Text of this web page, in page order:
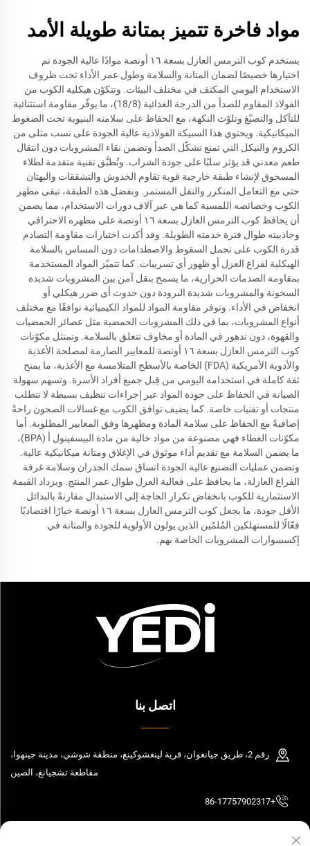
مواد فاخرة تتميز بمتانة طويلة الأمد
يستخدم كوب الترمس العازل بسعة ١٦ أونصة موادًا عالية الجودة تم
اختيارها خصيصًا لضمان المتانة والسلامة وطول عمر الأداء تحت ظروف
الاستخدام اليومي المكثف في مختلف البيئات. وتتكوّن هيكلية الكوب من
الفولاذ المقاوم للصدأ من الدرجة الغذائية (18/8)، ما يوفّر مقاومة استثنائية
للتآكل والتصبّغ وتلوّث النكهة، مع الحفاظ على سلامته البنيوية تحت الضغوط
الميكانيكية. ويحتوي هذا السبيكة الفولاذية عالية الجودة على نسب مثلى من
الكروم والنيكل التي تمنع تشكّل الصدأ وتضمن نقاء المشروبات دون انتقال
طعم معدني قد يؤثر سلبًا على جودة الشراب. وتُطبَّق تقنية متقدمة لطلاء
المسحوق لإنشاء طبقة خارجية قوية تقاوم الخدوش والتشققات والبهتان
حتى مع التعامل المتكرر والنقل المستمر. وبفضل هذه الطبقة، تبقى مظهر
الكوب وخصائصه اللمسية كما هي عبر آلاف دورات الاستخدام، مما يضمن
أن يحافظ كوب الترمس العازل بسعة ١٦ أونصة على مظهره الاحترافي
وجاذبيته طوال فترة خدمته الطويلة. وقد أكدت اختبارات مقاومة التصادم
قدرة الكوب على تحمل السقوط والاصطدامات دون المساس بالسلامة
الهيكلية لفراغ العزل أو ظهور أي تسريبات. كما تتميّز المواد المستخدمة
بمقاومة الصدمات الحرارية، ما يسمح بنقل آمن بين المشروبات شديدة
السخونة والمشروبات شديدة البرودة دون حدوث أي ضرر هيكلي أو
انخفاض في الأداء. وتوفر مقاومة المواد للمواد الكيميائية توافقًا مع مختلف
أنواع المشروبات، بما في ذلك المشروبات الحمضية مثل عصائر الحمضيات
والقهوة، دون تدهور في المادة أو مخاوف تتعلق بالسلامة. وتمتثل مكوّنات
كوب الترمس العازل بسعة ١٦ أونصة للمعايير الصارمة لمصلحة الأغذية
والأدوية الأمريكية (FDA) الخاصة بالأسطح المتلامسة مع الأغذية، ما يمنح
ثقة كاملة في استخدامه اليومي من قِبل جميع أفراد الأسرة. وتسهم سهولة
الصيانة في الحفاظ على جودة المواد عبر إجراءات تنظيف بسيطة لا تتطلب
منتجات أو تقنيات خاصة. كما يضيف توافق الكوب مع غسالات الصحون راحةً
إضافيةً مع الحفاظ على سلامة المادة ومظهرها وفق المعايير المطلوبة. أما
مكوّنات الغطاء فهي مصنوعة من مواد خالية من مادة البيسفينول أ (BPA)،
ما يضمن السلامة مع تقديم أداء موثوق في الإغلاق ومتانة ميكانيكية عالية.
وتضمن عمليات التصنيع عالية الجودة اتساق سمك الجدران وسلامة غرفة
الفراغ العازلة، ما يحافظ على فعالية العزل طوال عمر المنتج. ويزداد القيمة
الاستثمارية للكوب بانخفاض تكرار الحاجة إلى الاستبدال مقارنةً بالبدائل
الأقل جودة، ما يجعل كوب الترمس العازل بسعة ١٦ أونصة خيارًا اقتصاديًا
فعّالًا للمستهلكين المُلمّين الذين يولون الأولوية للجودة والمتانة في
إكسسوارات المشروبات الخاصة بهم.
اتصل بنا
رقم 2، طريق جيانغوان، قرية لينغشوكينغ، منطقة شوشي، مدينة جينهوا،
مقاطعة تشجيانغ، الصين
+86-17757902317